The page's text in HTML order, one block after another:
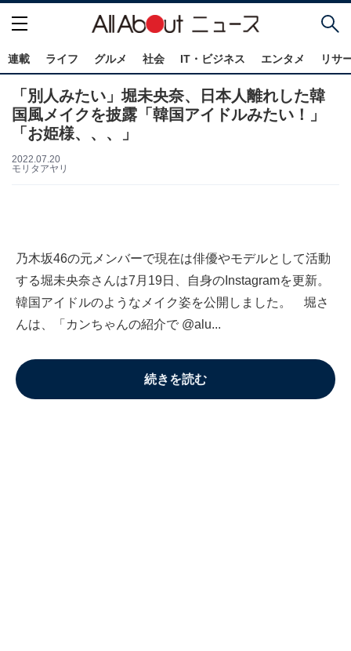
連載 ライフ グルメ 社会 IT・ビジネス エンタメ リサ
「別人みたい」堀未央奈、日本人離れした韓
国風メイクを披露「韓国アイドルみたい！」
「お姫様、、、」
2022.07.20
モリタアヤリ
乃木坂46の元メンバーで現在は俳優やモデルとして活動
する堀未央奈さんは7月19日、自身のInstagramを更新。
韓国アイドルのようなメイク姿を公開しました。 堀さ
んは、「カンちゃんの紹介で @alu...
続きを読む